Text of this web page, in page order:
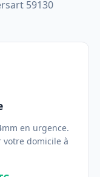
59130
en urgence.
domicile à